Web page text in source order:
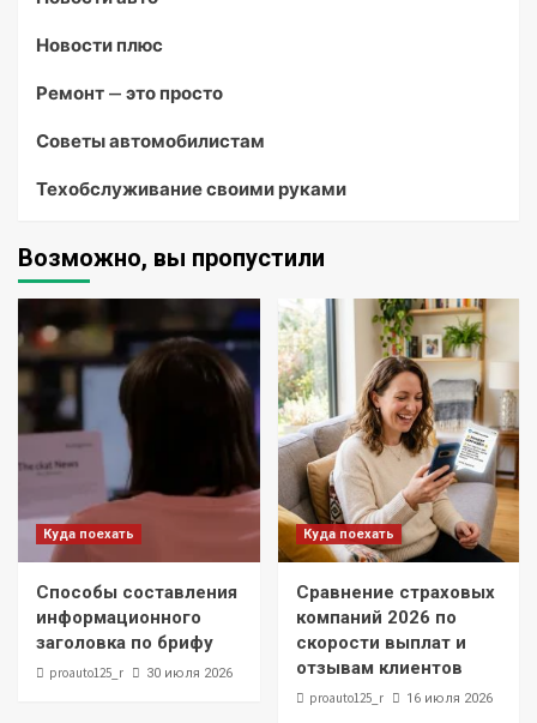
Новости плюс
Ремонт — это просто
Советы автомобилистам
Техобслуживание своими руками
Возможно, вы пропустили
Куда поехать
Способы составления
информационного
заголовка по брифу
proauto125_r 30 июля 2026
Куда поехать
Сравнение страховых
компаний 2026 по
скорости выплат и
отзывам клиентов
proauto125_r 16 июля 2026